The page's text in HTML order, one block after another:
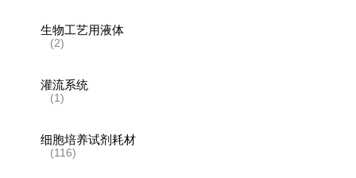
生物工艺用液体
(2)
灌流系统
(1)
细胞培养试剂耗材
(116)